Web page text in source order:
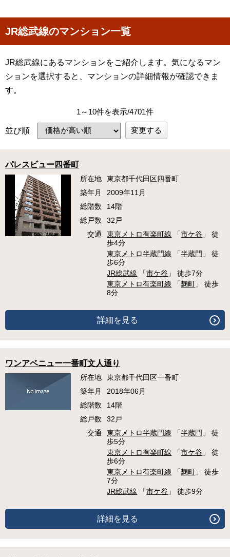
JR総武線のマンション一覧
JR総武線にあるマンションをご紹介します。気になるマン
ションを選択すると、マンションの詳細情報が確認できま
す。
1～10件を表示/4701件
並び順 変更する
パレスビュー四番町
所在地
東京都千代田区四番町
築年月
2009年11月
総階数
14階
総戸数
32戸
交通
東京メトロ有楽町線 「市ケ谷 」 徒
歩4分
東京メトロ半蔵門線 「半蔵門 」 徒
歩6分
JR総武線 「市ケ谷 」 徒歩7分
東京メトロ有楽町線 「麹町 」 徒歩
8分
詳細を見る
ワンアベニュー一番町文人通り
所在地
東京都千代田区一番町
築年月
2018年06月
総階数
14階
総戸数
32戸
交通
東京メトロ半蔵門線 「半蔵門 」 徒
歩5分
東京メトロ有楽町線 「市ケ谷 」 徒
歩6分
東京メトロ有楽町線 「麹町 」 徒歩
7分
JR総武線 「市ケ谷 」 徒歩9分
詳細を見る